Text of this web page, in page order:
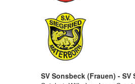
SV Sonsbeck (Frauen) -